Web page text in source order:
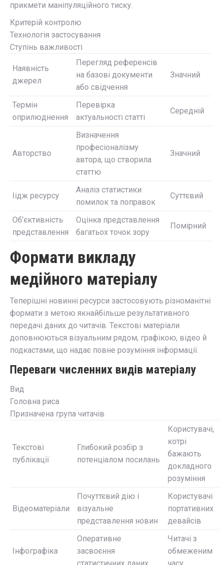
прикмети маніпуляційного тиску.
Критерій контролю
Технологія застосування
Ступінь важливості
Наявність
джерел
Перегляд референсів
на базові документи
або свідчення
Значний
Термін
оприлюднення
Перевірка
актуальності статті
Середній
Авторство
Визначення
професіоналізму
автора, що створила
статтю
Значний
Іідж ресурсу
Аналіз статистики
помилок та поправок
Суттєвий
Об’єктивність
представлення
Оцінка представлення
багатьох точок зору
Помірний
Формати викладу
медійного матеріалу
Теперішні новинні ресурси застосовують різноманітні
формати з метою якнайбільше результативного
передачі даних до читачів. Текстові матеріали
доповнюються візуальним рядом, графікою, відео й
подкастами, що надає повне розуміння інформації.
Переваги численних видів матеріалу
Вид
Головна риса
Призначена група читачів
Текстові
публікації
Глибокий розбір з
потенціалом посилань
Користувачі,
котрі
бажають
докладного
розуміння
Відеоматеріали
Почуттєвий дію і
візуальне
представлення новин
Користувачі
портативних
девайсів
Інфографіка
Оперативне
засвоєння
Читачі з
обмеженим